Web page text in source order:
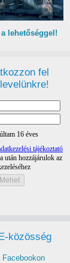
lehetőséggel!
fel
közösség
Facebookon